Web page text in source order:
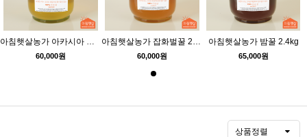
아침햇살농가 아카시아 벌꿀 2.4kg
60,000원
아침햇살농가 잡화벌꿀 2.4kg
60,000원
아침햇살농가 밤꿀 2.4kg
65,000원
상품정렬